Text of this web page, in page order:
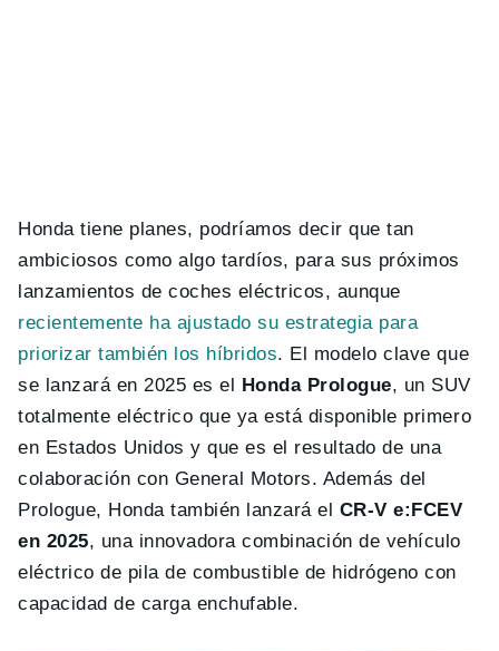
Honda tiene planes, podríamos decir que tan
ambiciosos como algo tardíos, para sus próximos
lanzamientos de coches eléctricos, aunque
recientemente ha ajustado su estrategia para
priorizar también los híbridos. El modelo clave que
se lanzará en 2025 es el Honda Prologue, un SUV
totalmente eléctrico que ya está disponible primero
en Estados Unidos y que es el resultado de una
colaboración con General Motors. Además del
Prologue, Honda también lanzará el CR-V e:FCEV
en 2025, una innovadora combinación de vehículo
eléctrico de pila de combustible de hidrógeno con
capacidad de carga enchufable.